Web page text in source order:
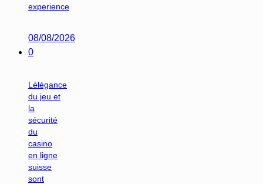
experience
08/08/2026
0
Lélégance
du jeu et
la
sécurité
du
casino
en ligne
suisse
sont